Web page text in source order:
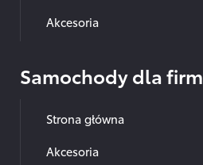
Akcesoria
Samochody dla firm
Strona główna
Akcesoria